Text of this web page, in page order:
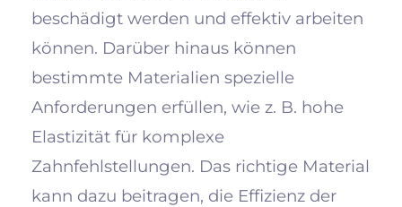
beschädigt werden und effektiv arbeiten
können. Darüber hinaus können
bestimmte Materialien spezielle
Anforderungen erfüllen, wie z. B. hohe
Elastizität für komplexe
Zahnfehlstellungen. Das richtige Material
kann dazu beitragen, die Effizienz der